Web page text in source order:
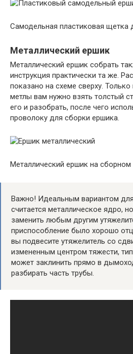
Самодельная пластиковая щетка
Металлический ершик
Металлический ершик собрать
инструкция практически та же.
показано на схеме сверху.
метлы вам нужно взять толстый
его и разобрать, после чего
проволоку для сборки ершика.
Металлический ершик на
Важно! Идеальным вариантом
считается металлическое ядро,
заменить любым другим
приспособление было хорошо
вы подвесите утяжелитель со
измененным центром тяжести,
может заклинить прямо в
разбирать часть трубы.